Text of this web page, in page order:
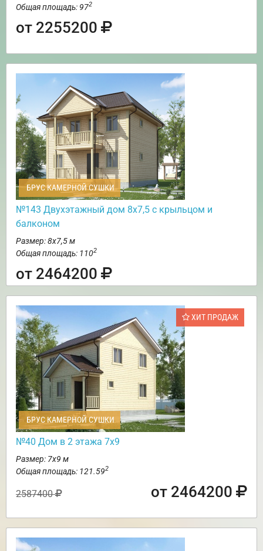
Общая площадь: 972
от 2255200
БРУС КАМЕРНОЙ СУШКИ
№143 Двухэтажный дом 8х7,5 с крыльцом и
балконом
Размер: 8х7,5 м
Общая площадь: 1102
от 2464200
ХИТ ПРОДАЖ
БРУС КАМЕРНОЙ СУШКИ
№40 Дом в 2 этажа 7х9
Размер: 7х9 м
Общая площадь: 121.592
2587400 от 2464200